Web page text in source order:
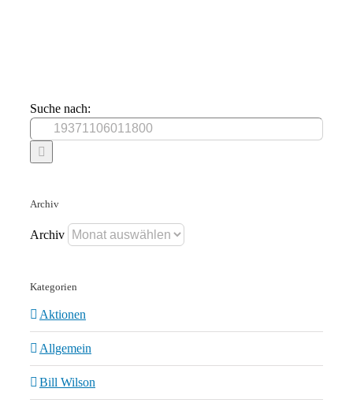
Suche nach:
Archiv
Archiv
Kategorien
Aktionen
Allgemein
Bill Wilson